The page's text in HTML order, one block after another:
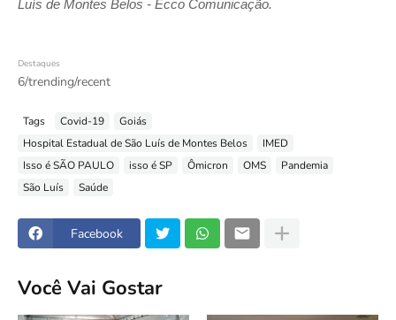
Luís de Montes Belos - Ecco Comunicação.
Destaques
6/trending/recent
Tags Covid-19
Goiás
Hospital Estadual de São Luís de Montes Belos
IMED
Isso é SÃO PAULO
isso é SP Ômicron OMS
Pandemia
São Luís
Saúde
Facebook
Você Vai Gostar